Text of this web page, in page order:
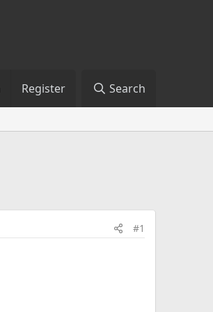
Register Search
#1